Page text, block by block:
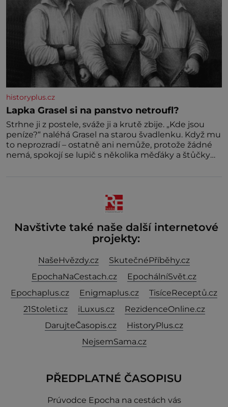
historyplus.cz
Lapka Grasel si na panstvo netroufl?
Strhne ji z postele, sváže ji a krutě zbije. „Kde jsou
peníze?“ naléhá Grasel na starou švadlenku. Když mu
to neprozradí – ostatně ani nemůže, protože žádné
nemá, spokojí se lupič s několika měďáky a štůčky
Navštivte také naše další internetové
projekty:
NašeHvězdy.cz
SkutečnéPříběhy.cz
EpochaNaCestach.cz
EpochálníSvět.cz
Epochaplus.cz
Enigmaplus.cz
TisíceReceptů.cz
21Stoleti.cz
iLuxus.cz
RezidenceOnline.cz
DarujteČasopis.cz
HistoryPlus.cz
NejsemSama.cz
PŘEDPLATNÉ ČASOPISU
Prúvodce Epocha na cestách vás